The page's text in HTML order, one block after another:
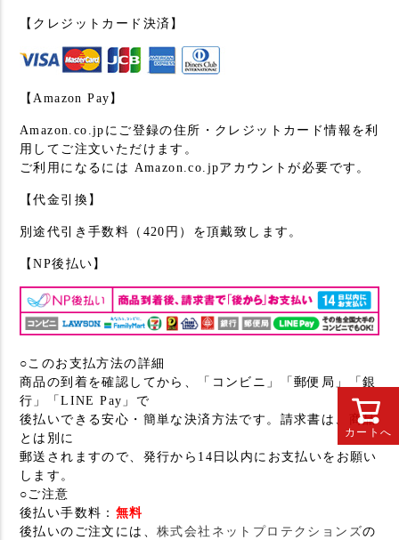
カートへ
【クレジットカード決済】
【Amazon Pay】
Amazon.co.jpにご登録の住所・クレジットカード情報を利
用してご注文いただけます。
ご利用になるには Amazon.co.jpアカウントが必要です。
【代金引換】
別途代引き手数料（420円）を頂戴致します。
【NP後払い】
○このお支払方法の詳細
商品の到着を確認してから、「コンビニ」「郵便局」「銀
行」「LINE Pay」で
後払いできる安心・簡単な決済方法です。請求書は、商品
とは別に
郵送されますので、発行から14日以内にお支払いをお願い
します。
○ご注意
後払い手数料： 無料
後払いのご注文には、 株式会社ネットプロテクションズの